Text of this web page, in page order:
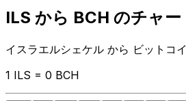
ILS から BCH のチャー
イスラエルシェケル から ビットコ
1 ILS = 0 BCH